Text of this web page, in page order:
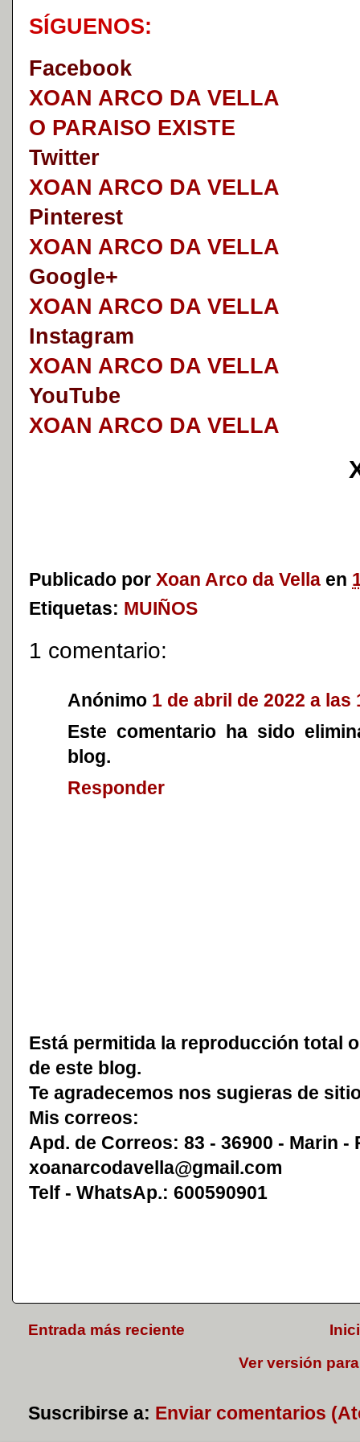
SÍGUENOS:
Facebook
XOAN ARCO DA VELLA
O PARAISO EXISTE
Twitter
XOAN ARCO DA VELLA
Pinterest
XOAN ARCO DA VELLA
Google+
XOAN ARCO DA VELLA
Instagram
XOAN ARCO DA VELLA
YouTube
XOAN ARCO DA VELLA
Publicado por Xoan Arco da Vella en
Etiquetas: MUIÑOS
1 comentario:
Anónimo 1 de abril de 2022 a las
Este comentario ha sido
blog.
Responder
Está permitida la reproducción total
de este blog.
Te agradecemos nos sugieras de
Mis correos:
Apd. de Correos: 83 - 36900 - Marin -
xoanarcodavella@gmail.com
Telf - WhatsAp.: 600590901
Entrada más reciente
Ver versión
Suscribirse a: Enviar comentarios